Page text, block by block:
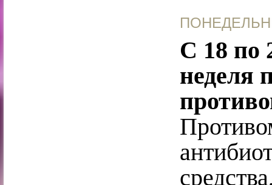
С 18 по
неделя